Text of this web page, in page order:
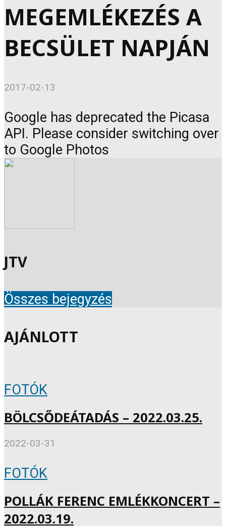
MEGEMLÉKEZÉS A
BECSÜLET NAPJÁN
2017-02-13
Google has deprecated the Picasa
API. Please consider switching over
to Google Photos
JTV
Összes bejegyzés
AJÁNLOTT
FOTÓK
BÖLCSŐDEÁTADÁS – 2022.03.25.
2022-03-31
FOTÓK
POLLÁK FERENC EMLÉKKONCERT –
2022.03.19.